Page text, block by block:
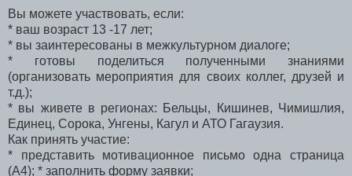
Вы можете участвовать, если:
* ваш возраст 13 -17 лет;
* вы заинтересованы в межкультурном диалоге;
* готовы поделиться полученными знаниями
(организовать мероприятия для своих коллег, друзей и
т.д.);
* вы живете в регионах: Бельцы, Кишинев, Чимишлия,
Единец, Сорока, Унгены, Кагул и АТО Гагаузия.
Как принять участие:
* представить мотивационное письмо одна страница
(A4); * заполнить форму заявки;